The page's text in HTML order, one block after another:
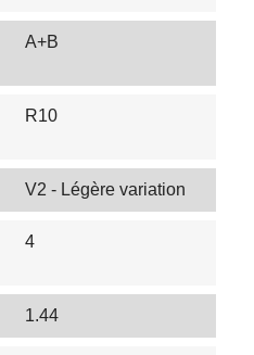
A+B
R10
V2 - Légère variation
4
1.44